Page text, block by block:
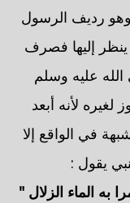
رديف الرسول
إليها فصرف
عليه وسلم
لغيره لأنه أبعد
في الواقع إلا
يقول :
الماء الزلال "